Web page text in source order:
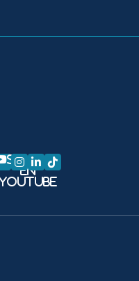
en Xen Facebook
Síganos
en
Síganos en Instagram
Síganos en LinkedIn
Síganos en TikTok